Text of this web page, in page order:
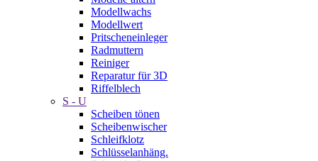
Modellwachs
Modellwert
Pritscheneinleger
Radmuttern
Reiniger
Reparatur für 3D
Riffelblech
S - U
Scheiben tönen
Scheibenwischer
Schleifklotz
Schlüsselanhäng.